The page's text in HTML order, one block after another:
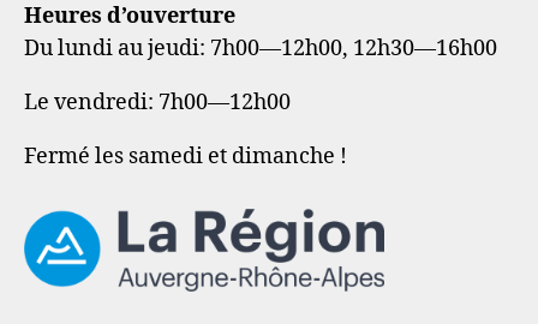
Heures d’ouverture
Du lundi au jeudi: 7h00—12h00, 12h30—16h00
Le vendredi: 7h00—12h00
Fermé les samedi et dimanche !